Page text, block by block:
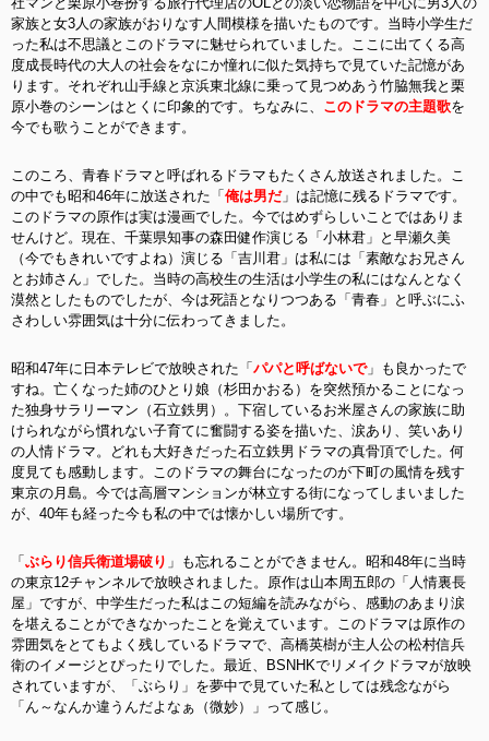
家族と女3人の家族がおりなす人間模様を描いたものです。当時小学生だ
った私は不思議とこのドラマに魅せられていました。ここに出てくる高
度成長時代の大人の社会をなにか憧れに似た気持ちで見ていた記憶があ
ります。それぞれ山手線と京浜東北線に乗って見つめあう竹脇無我と栗
原小巻のシーンはとくに印象的です。ちなみに、 このドラマの主題歌を
今でも歌うことができます。
このころ、青春ドラマと呼ばれるドラマもたくさん放送されました。こ
の中でも昭和46年に放送された「 俺は男だ」は記憶に残るドラマです。
このドラマの原作は実は漫画でした。今ではめずらしいことではありま
せんけど。現在、千葉県知事の森田健作演じる「小林君」と早瀬久美
（今でもきれいですよね）演じる「吉川君」は私には「素敵なお兄さん
とお姉さん」でした。当時の高校生の生活は小学生の私にはなんとなく
漠然としたものでしたが、今は死語となりつつある「青春」と呼ぶにふ
さわしい雰囲気は十分に伝わってきました。
昭和47年に日本テレビで放映された「 パパと呼ばないで」も良かったで
すね。亡くなった姉のひとり娘（杉田かおる）を突然預かることになっ
た独身サラリーマン（石立鉄男）。下宿しているお米屋さんの家族に助
けられながら慣れない子育てに奮闘する姿を描いた、涙あり、笑いあり
の人情ドラマ。どれも大好きだった石立鉄男ドラマの真骨頂でした。何
度見ても感動します。このドラマの舞台になったのが下町の風情を残す
東京の月島。今では高層マンションが林立する街になってしまいました
が、40年も経った今も私の中では懐かしい場所です。
「 ぶらり信兵衛道場破り 」も忘れることができません。昭和48年に当時
の東京12チャンネルで放映されました。原作は山本周五郎の「人情裏長
屋」ですが、中学生だった私はこの短編を読みながら、感動のあまり涙
を堪えることができなかったことを覚えています。このドラマは原作の
雰囲気をとてもよく残しているドラマで、高橋英樹が主人公の松村信兵
衛のイメージとぴったりでした。最近、BSNHKでリメイクドラマが放映
されていますが、「ぶらり」を夢中で見ていた私としては残念ながら
「ん～なんか違うんだよなぁ（微妙）」って感じ。